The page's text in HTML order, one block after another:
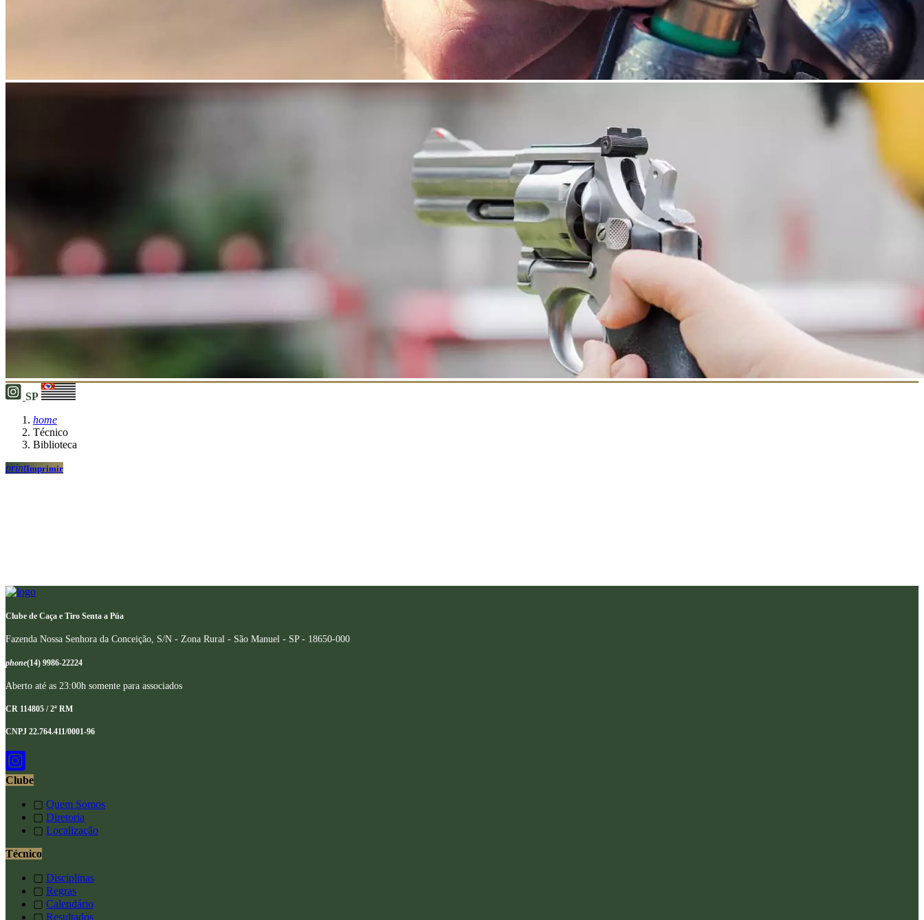
SP
home
Técnico
Biblioteca
printImprimir
Clube de Caça e Tiro Senta a Púa
Fazenda Nossa Senhora da Conceição, S/N - Zona Rural - São Manuel - SP - 18650-000
phone(14) 9986-22224
Aberto até as 23:00h somente para associados
CR 114805 / 2ª RM
CNPJ 22.764.411/0001-96
Clube
▢ Quem Somos
▢ Diretoria
▢ Localização
Técnico
▢ Disciplinas
▢ Regras
▢ Calendário
▢ Resultados